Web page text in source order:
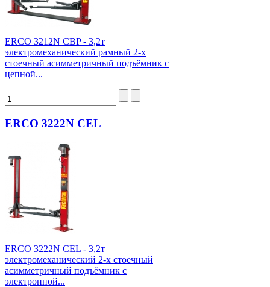
ERCO 3212N CBP - 3,2т
электромеханический рамный 2-х
стоечный асимметричный подъёмник с
цепной...
ERCO 3222N CEL
ERCO 3222N CEL - 3,2т
электромеханический 2-х стоечный
асимметричный подъёмник с
электронной...